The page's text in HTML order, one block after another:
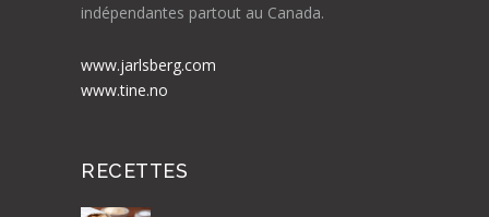
indépendantes partout au Canada.
www.jarlsberg.com
www.tine.no
RECETTES